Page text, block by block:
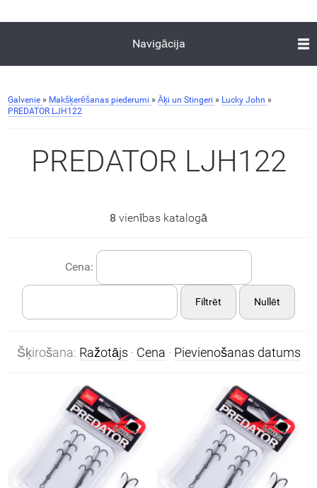
Navigācija
Galvenie » Makšķerēšanas piederumi » Āķi un Stingeri » Lucky John »
PREDATOR LJH122
PREDATOR LJH122
8 vienības katalogā
Cena:
Filtrēt Nullēt
Šķirošana: Ražotājs · Cena · Pievienošanas datums